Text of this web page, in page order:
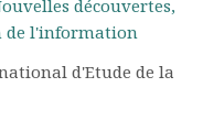
découvertes,
de l'information
d'Etude de la